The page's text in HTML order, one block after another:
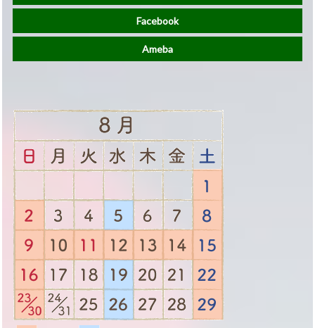
Facebook
Ameba